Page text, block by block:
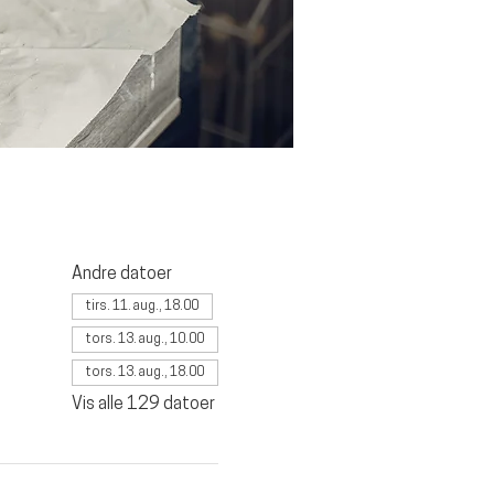
Andre datoer
tirs. 11. aug., 18.00
tors. 13. aug., 10.00
tors. 13. aug., 18.00
Vis alle 129 datoer